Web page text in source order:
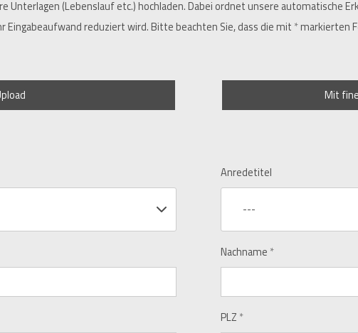
Unterlagen (Lebenslauf etc.) hochladen. Dabei ordnet unsere automatische
Eingabeaufwand reduziert wird. Bitte beachten Sie, dass die mit *markierten
Mit
Anredetitel
---
Nachname *
PLZ *